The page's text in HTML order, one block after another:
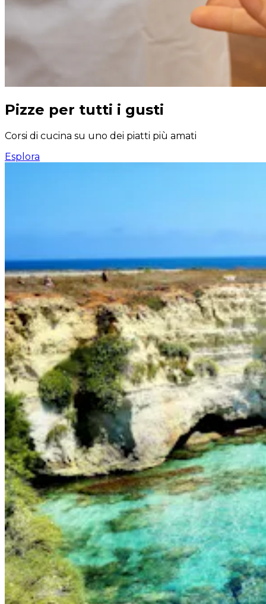
Pizze per tutti i gusti
Corsi di cucina su uno dei piatti più amati
Esplora